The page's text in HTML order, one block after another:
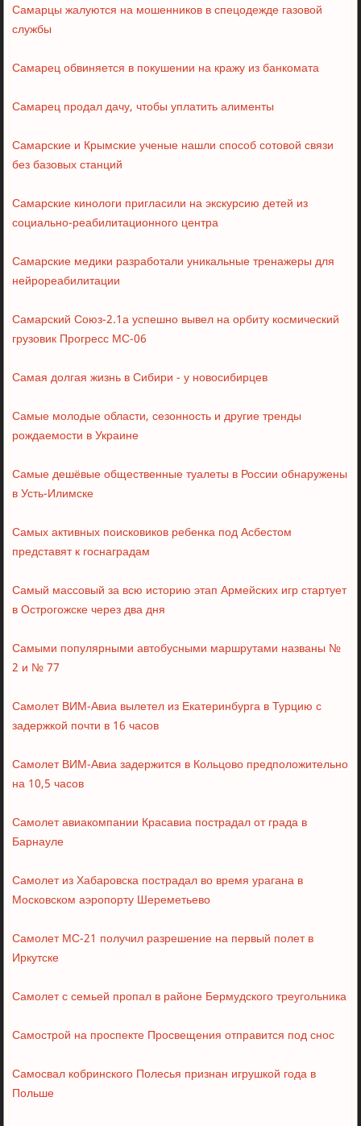
Самарцы жалуются на мошенников в спецодежде газовой
службы
Самарец обвиняется в покушении на кражу из банкомата
Самарец продал дачу, чтобы уплатить алименты
Самарские и Крымские ученые нашли способ сотовой связи
без базовых станций
Самарские кинологи пригласили на экскурсию детей из
социально-реабилитационного центра
Самарские медики разработали уникальные тренажеры для
нейрореабилитации
Самарский Союз-2.1а успешно вывел на орбиту космический
грузовик Прогресс МС-06
Самая долгая жизнь в Сибири - у новосибирцев
Самые молодые области, сезонность и другие тренды
рождаемости в Украине
Самые дешёвые общественные туалеты в России обнаружены
в Усть-Илимске
Самых активных поисковиков ребенка под Асбестом
представят к госнаградам
Самый массовый за всю историю этап Армейских игр стартует
в Острогожске через два дня
Самыми популярными автобусными маршрутами названы №
2 и № 77
Самолет ВИМ-Авиа вылетел из Екатеринбурга в Турцию с
задержкой почти в 16 часов
Самолет ВИМ-Авиа задержится в Кольцово предположительно
на 10,5 часов
Самолет авиакомпании Красавиа пострадал от града в
Барнауле
Самолет из Хабаровска пострадал во время урагана в
Московском аэропорту Шереметьево
Самолет МС-21 получил разрешение на первый полет в
Иркутске
Самолет с семьей пропал в районе Бермудского треугольника
Самострой на проспекте Просвещения отправится под снос
Самосвал кобринского Полесья признан игрушкой года в
Польше